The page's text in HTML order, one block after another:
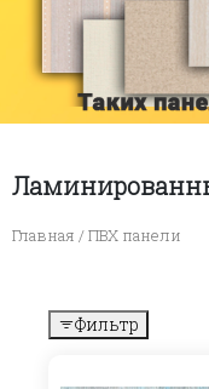
Главная / ПВХ панели
Фильтр